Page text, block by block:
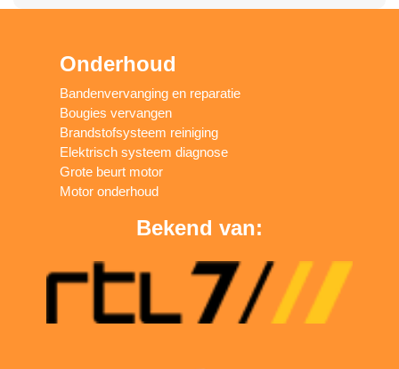
Onderhoud
Bandenvervanging en reparatie
Bougies vervangen
Brandstofsysteem reiniging
Elektrisch systeem diagnose
Grote beurt motor
Motor onderhoud
Bekend van: